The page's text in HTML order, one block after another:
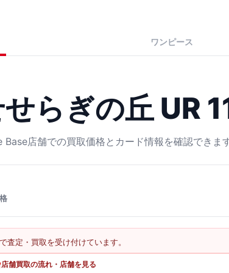
ワンピース
らぎの丘 UR
Base店舗での買取価格とカード情報を確認できます
査定・買取を受け付けています。
店舗買取の流れ・店舗を見る